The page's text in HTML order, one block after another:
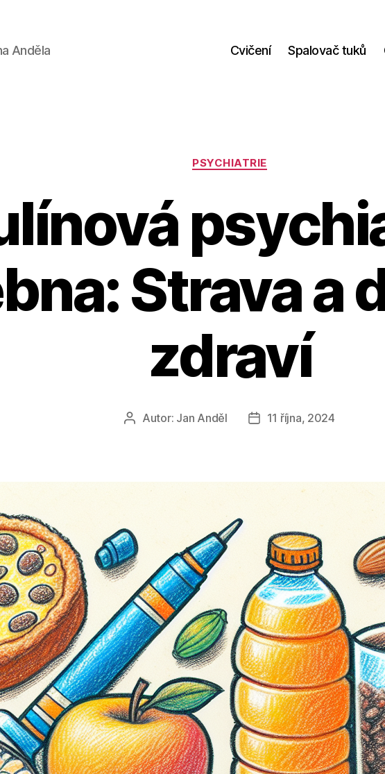
Anděla Cvičení Spalovač tuků
Rubriky
PSYCHIATRIE
Strava a
zdraví
AutorAutor: Jan Anděl
Datum
11 října, 2024